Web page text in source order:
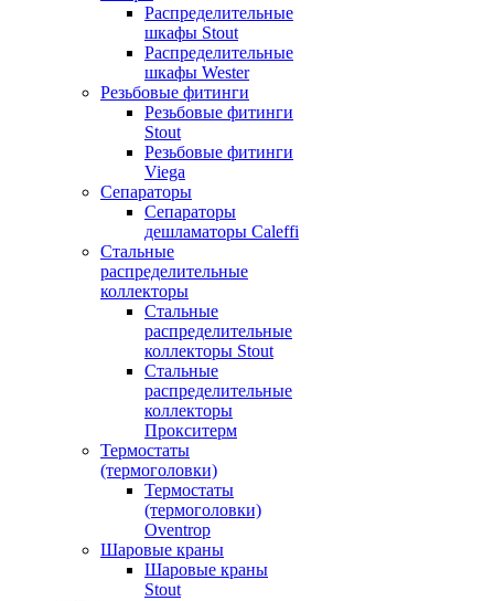
Распределительные
шкафы Stout
Распределительные
шкафы Wester
Резьбовые фитинги
Резьбовые фитинги
Stout
Резьбовые фитинги
Viega
Сепараторы
Сепараторы
дешламаторы Caleffi
Стальные
распределительные
коллекторы
Стальные
распределительные
коллекторы Stout
Стальные
распределительные
коллекторы
Прокситерм
Термостаты
(термоголовки)
Термостаты
(термоголовки)
Oventrop
Шаровые краны
Шаровые краны
Stout